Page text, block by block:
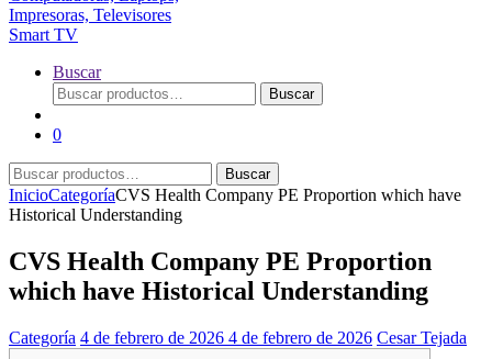
Buscar
Buscar
por:
Buscar
0
Buscar
por:
Buscar
InicioCategoríaCVS Health Company PE Proportion which have
Historical Understanding
CVS Health Company PE Proportion
which have Historical Understanding
Categoría 4 de febrero de 2026 4 de febrero de 2026 Cesar Tejada